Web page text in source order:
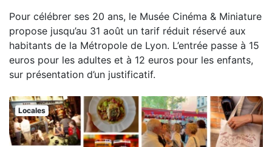
Pour célébrer ses 20 ans, le Musée Cinéma & Miniature
propose jusqu’au 31 août un tarif réduit réservé aux
habitants de la Métropole de Lyon. L’entrée passe à 15
euros pour les adultes et à 12 euros pour les enfants,
sur présentation d’un justificatif.
Locales